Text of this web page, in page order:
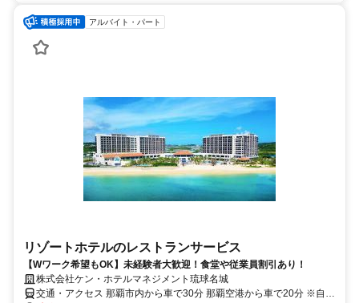
アルバイト・パート
リゾートホテルのレストランサービス
【Wワーク希望もOK】未経験者大歓迎！食堂や従業員割引あり！
株式会社ケン・ホテルマネジメント琉球名城
交通・アクセス 那覇市内から車で30分 那覇空港から車で20分 ※自動